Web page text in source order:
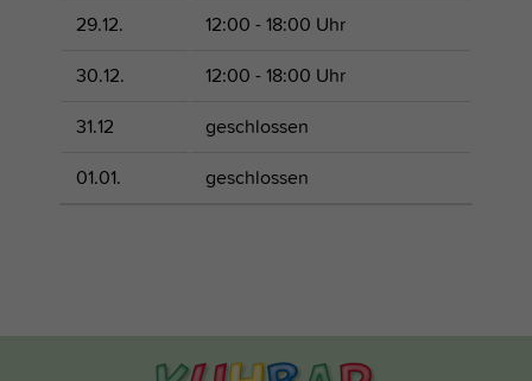
29.12. 12:00 - 18:00 Uhr
30.12. 12:00 - 18:00 Uhr
31.12 geschlossen
01.01. geschlossen